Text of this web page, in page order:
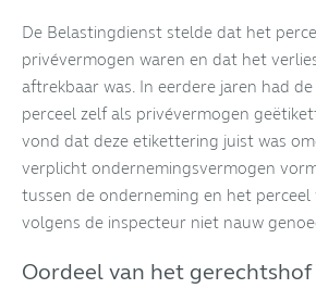
De Belastingdienst stelde dat het
privévermogen waren en dat het
aftrekbaar was. In eerdere jaren had
perceel zelf als privévermogen
vond dat deze etikettering juist was
verplicht ondernemingsvermogen
tussen de onderneming en het perceel
volgens de inspecteur niet nauw
Oordeel van het gerechtshof